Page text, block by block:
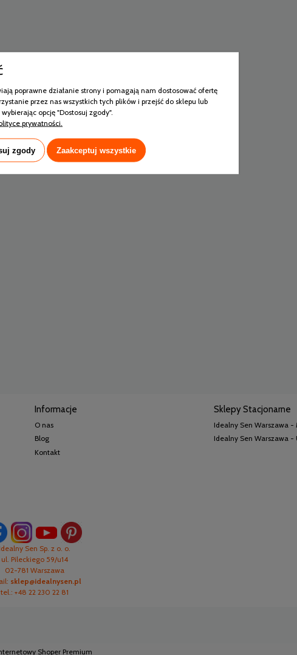
Informacje
O nas
Blog
Kontakt
Sklepy Stacjonarne
Idealny Sen Warszawa -
Idealny Sen Warszawa -
Idealny Sen Sp. z o. o.
ul. Pileckiego 59/u14
02-781 Warszawa
sklep@idealnysen.pl
tel.: +48 22 230 22 81
Shoper Premium
poprawne działanie strony i pomagają nam dostosować ofertę
przez nas wszystkich tych plików i przejść do sklepu lub
opcję "Dostosuj zgody".
prywatności.
zgody Zaakceptuj wszystkie